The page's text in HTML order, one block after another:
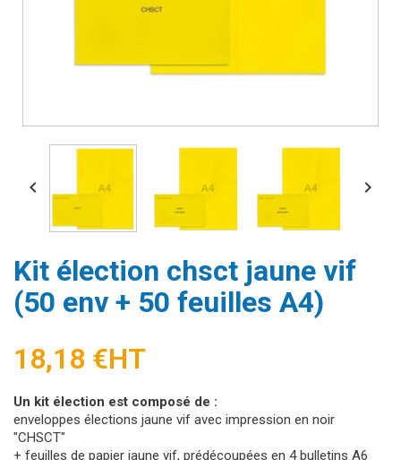
 
Kit élection chsct jaune vif
(50 env + 50 feuilles A4)
18,18 €HT
Un kit élection est composé de :
enveloppes élections jaune vif avec impression en noir
"CHSCT"
+ feuilles de papier jaune vif, prédécoupées en 4 bulletins A6